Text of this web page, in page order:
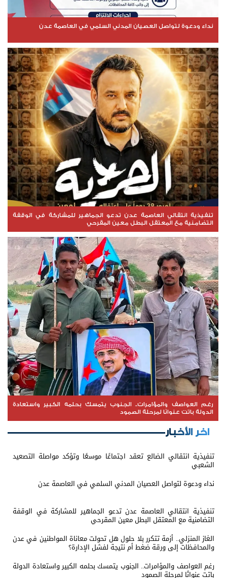
نداء ودعوة لتواصل العصيان المدني السلمي في العاصمة عدن
تنفيذية انتقالي العاصمة عدن تدعو الجماهير للمشاركة في الوقفة
التضامنية مع المعتقل البطل معين المقرحي
رغم العواصف والمؤامرات.. الجنوب يتمسك بحلمه الكبير واستعادة
الدولة باتت عنوانًا لمرحلة الصمود
اخر الأخبار
تنفيذية انتقالي الضالع تعقد اجتماعًا موسعًا وتؤكد مواصلة التصعيد
الشعبي
نداء ودعوة لتواصل العصيان المدني السلمي في العاصمة عدن
تنفيذية انتقالي العاصمة عدن تدعو الجماهير للمشاركة في الوقفة
التضامنية مع المعتقل البطل معين المقرحي
الغاز المنزلي.. أزمة تتكرر بلا حلول هل تحولت معاناة المواطنين في عدن
والمحافظات إلى ورقة ضغط أم نتيجة لفشل الإدارة؟
رغم العواصف والمؤامرات.. الجنوب يتمسك بحلمه الكبير واستعادة الدولة
باتت عنوانًا لمرحلة الصمود